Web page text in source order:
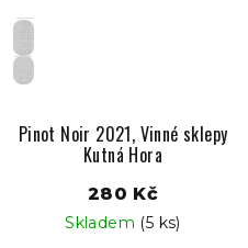
CZ
Suché
Pinot Noir 2021, Vinné sklepy
Kutná Hora
280 Kč
Skladem (5 ks)